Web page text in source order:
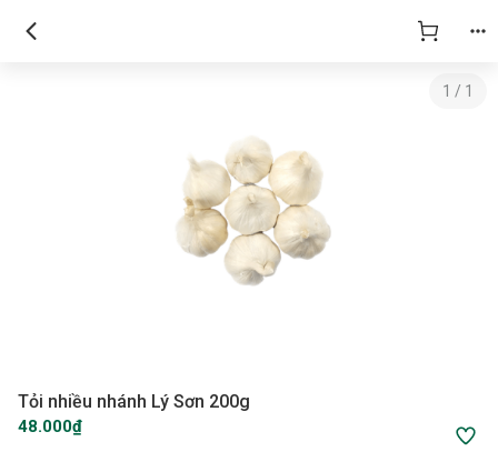
1 / 1
Tỏi nhiều nhánh Lý Sơn 200g
48.000₫